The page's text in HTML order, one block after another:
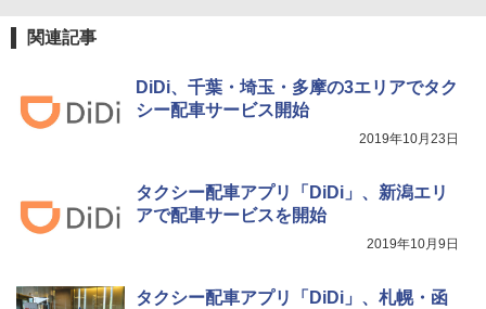
関連記事
DiDi、千葉・埼玉・多摩の3エリアでタク
シー配車サービス開始
2019年10月23日
タクシー配車アプリ「DiDi」、新潟エリ
アで配車サービスを開始
2019年10月9日
タクシー配車アプリ「DiDi」、札幌・函